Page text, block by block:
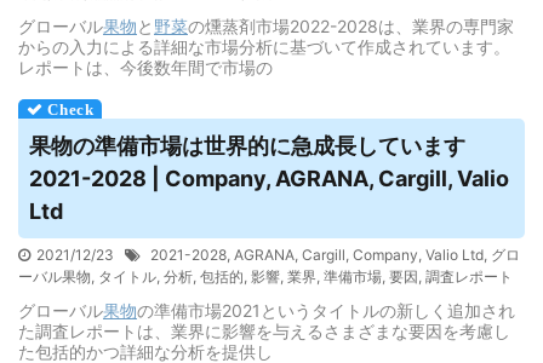
グローバル果物と 野菜の燻蒸剤市場2022-2028は、業界の専門家
からの入力による詳細な市場分析に基づいて作成されています。
レポートは、今後数年間で市場の
果物の準備市場は世界的に急成長しています
2021-2028 | Company, AGRANA, Cargill, Valio
Ltd
2021/12/23 2021-2028, AGRANA, Cargill, Company, Valio Ltd, グロ
ーバル果物, タイトル, 分析, 包括的, 影響, 業界, 準備市場, 要因, 調査レポート
グローバル果物の準備市場2021というタイトルの新しく追加され
た調査レポートは、業界に影響を与えるさまざまな要因を考慮し
た包括的かつ詳細な分析を提供し